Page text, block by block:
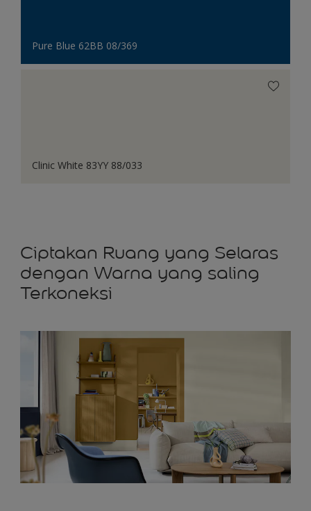
Pure Blue 62BB 08/369
Clinic White 83YY 88/033
Ciptakan Ruang yang Selaras
dengan Warna yang saling
Terkoneksi